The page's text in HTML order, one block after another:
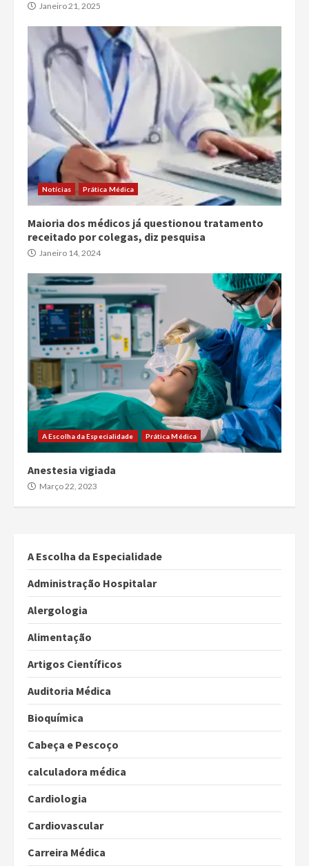
Janeiro 21, 2025
Notícias Prática Médica
Maioria dos médicos já questionou tratamento
receitado por colegas, diz pesquisa
Janeiro 14, 2024
A Escolha da Especialidade Prática Médica
Anestesia vigiada
Março 22, 2023
A Escolha da Especialidade
Administração Hospitalar
Alergologia
Alimentação
Artigos Científicos
Auditoria Médica
Bioquímica
Cabeça e Pescoço
calculadora médica
Cardiologia
Cardiovascular
Carreira Médica